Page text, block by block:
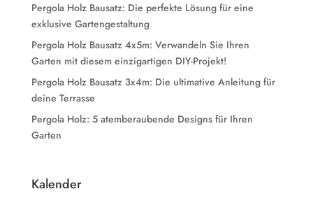
Pergola Holz Bausatz: Die perfekte Lösung für eine
exklusive Gartengestaltung
Pergola Holz Bausatz 4x5m: Verwandeln Sie Ihren
Garten mit diesem einzigartigen DIY-Projekt!
Pergola Holz Bausatz 3x4m: Die ultimative Anleitung für
deine Terrasse
Pergola Holz: 5 atemberaubende Designs für Ihren
Garten
Kalender